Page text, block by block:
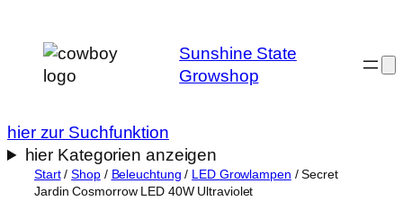
Inhalt
springen
Sunshine State
Growshop
hier zur Suchfunktion
hier Kategorien anzeigen
Start/Shop/ Beleuchtung / LED Growlampen / Secret
Jardin Cosmorrow LED 40W Ultraviolet